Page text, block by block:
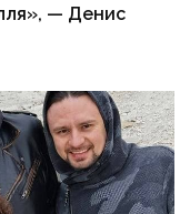
— Денис